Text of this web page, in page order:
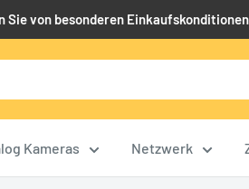
von besonderen
Kameras Netzwerk